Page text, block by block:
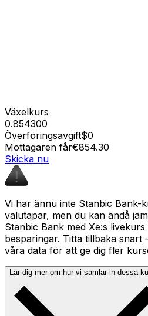
Växelkurs
0.854300
Överföringsavgift$0
Mottagaren får€854.30
Skicka nu
Vi har ännu inte Stanbic Bank-
valutapar, men du kan ändå
Stanbic Bank med Xe:s
besparingar. Titta tillbaka snart
våra data för att ge dig fler
Lär dig mer om hur vi samlar in dessa